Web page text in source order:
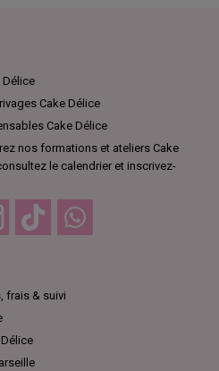
Délice
Cake Délice
Cake Délice
nos formations et ateliers Cake
le calendrier et inscrivez-
Instagram TikTok
frais & suivi